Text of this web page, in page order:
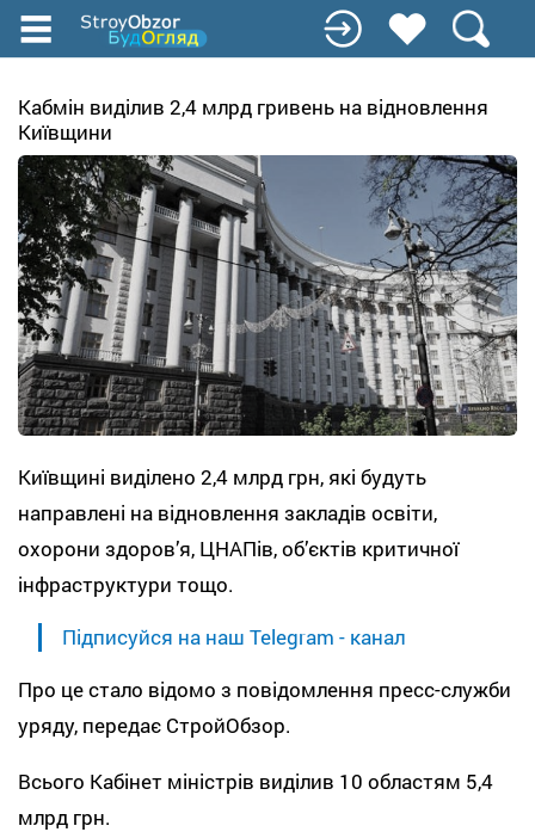
Перейти
содержанию
Кабмін виділив 2,4 млрд гривень на відновлення
Київщини
Київщині виділено 2,4 млрд грн, які будуть
направлені на відновлення закладів освіти,
охорони здоров’я, ЦНАПів, об’єктів критичної
інфраструктури тощо.
Підписуйся на наш Telegram - канал
Про це стало відомо з повідомлення пресс-служби
уряду, передає СтройОбзор.
Всього Кабінет міністрів виділив 10 областям 5,4
млрд грн.